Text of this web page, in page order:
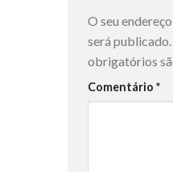
O seu
será publicado.
obrigatórios
Comentário *